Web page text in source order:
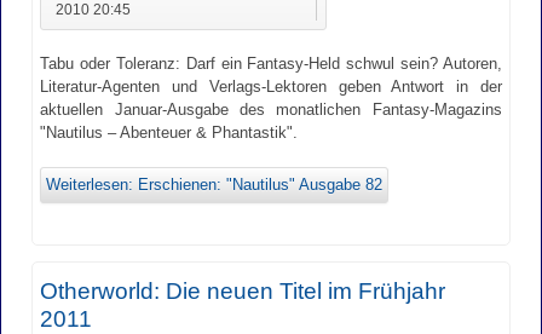
2010 20:45
Tabu oder Toleranz: Darf ein Fantasy-Held schwul sein? Autoren,
Literatur-Agenten und Verlags-Lektoren geben Antwort in der
aktuellen Januar-Ausgabe des monatlichen Fantasy-Magazins
"Nautilus – Abenteuer & Phantastik".
Weiterlesen: Erschienen: "Nautilus" Ausgabe 82
Otherworld: Die neuen Titel im Frühjahr
2011